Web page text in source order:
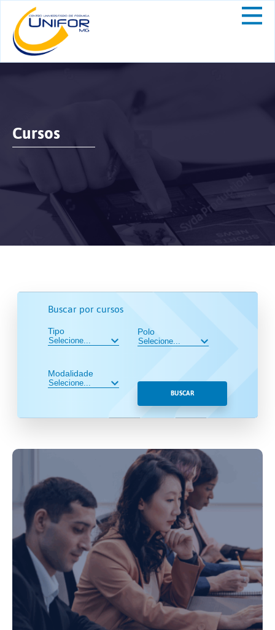
Cursos
Buscar por cursos
Tipo
Modalidade
Polo
BUSCAR